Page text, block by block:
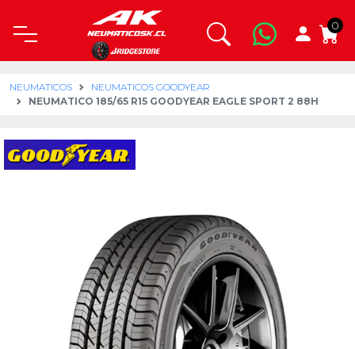
0
NEUMATICOS
NEUMATICOS GOODYEAR
NEUMATICO 185/65 R15 GOODYEAR EAGLE SPORT 2 88H